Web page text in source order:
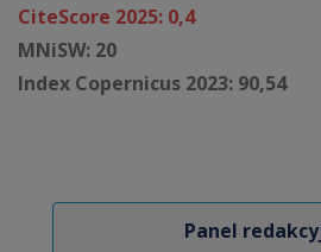
CiteScore 2025: 0,4
MNiSW: 20
Index Copernicus 2023: 90,54
Panel